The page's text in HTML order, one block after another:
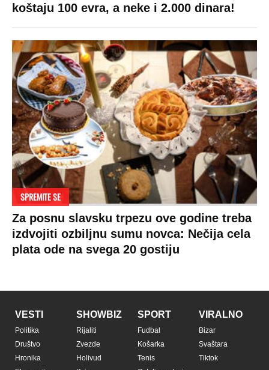
koštaju 100 evra, a neke i 2.000 dinara!
SPREMITE SE
Za posnu slavsku trpezu ove godine treba
izdvojiti ozbiljnu sumu novca: Nečija cela
plata ode na svega 20 gostiju
VESTI
Politika
Društvo
Hronika
SHOWBIZ
Rijaliti
Zvezde
Holivud
SPORT
Fudbal
Košarka
Tenis
VIRALNO
Bizar
Svaštara
Tiktok